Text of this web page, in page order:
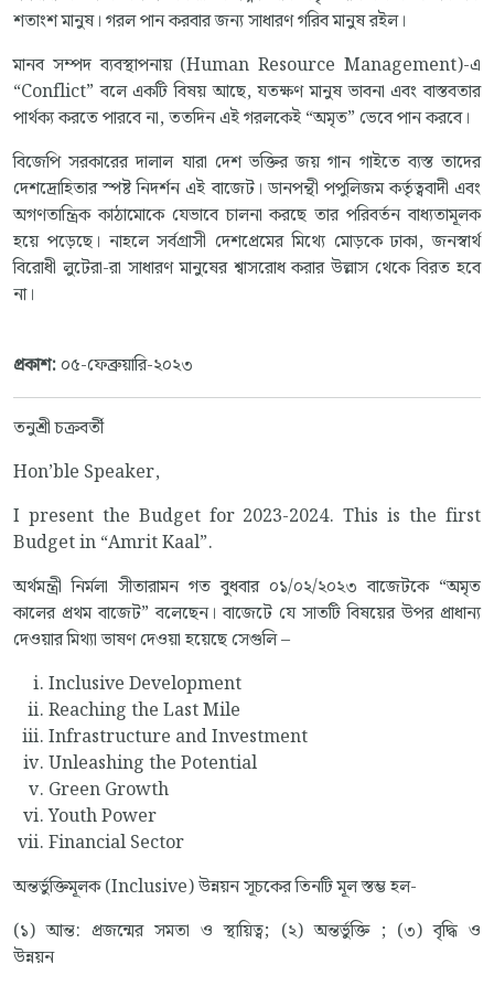
শতাংশ মানুষ। গরল পান করবার জন্য সাধারণ গরিব মানুষ রইল।
মানব সম্পদ ব্যবস্থাপনায় (Human Resource Management)-এ
“Conflict” বলে একটি বিষয় আছে, যতক্ষণ মানুষ ভাবনা এবং বাস্তবতার
পার্থক্য করতে পারবে না, ততদিন এই গরলকেই “অমৃত” ভেবে পান করবে।
বিজেপি সরকারের দালাল যারা দেশ ভক্তির জয় গান গাইতে ব্যস্ত তাদের
দেশদ্রোহিতার স্পষ্ট নিদর্শন এই বাজেট। ডানপন্থী পপুলিজম কর্তৃত্ববাদী এবং
অগণতান্ত্রিক কাঠামোকে যেভাবে চালনা করছে তার পরিবর্তন বাধ্যতামূলক
হয়ে পড়েছে। নাহলে সর্বগ্রাসী দেশপ্রেমের মিথ্যে মোড়কে ঢাকা, জনস্বার্থ
বিরোধী লুটেরা-রা সাধারণ মানুষের শ্বাসরোধ করার উল্লাস থেকে বিরত হবে
না।
প্রকাশ: ০৫-ফেব্রুয়ারি-২০২৩
তনুশ্রী চক্রবর্তী
Hon’ble Speaker,
I present the Budget for 2023-2024. This is the first
Budget in “Amrit Kaal”.
অর্থমন্ত্রী নির্মলা সীতারামন গত বুধবার ০১/০২/২০২৩ বাজেটকে “অমৃত
কালের প্রথম বাজেট” বলেছেন। বাজেটে যে সাতটি বিষয়ের উপর প্রাধান্য
দেওয়ার মিথ্যা ভাষণ দেওয়া হয়েছে সেগুলি –
Inclusive Development
Reaching the Last Mile
Infrastructure and Investment
Unleashing the Potential
Green Growth
Youth Power
Financial Sector
অন্তর্ভুক্তিমূলক (Inclusive) উন্নয়ন সূচকের তিনটি মূল স্তম্ভ হল-
(১) আন্ত: প্রজন্মের সমতা ও স্থায়িত্ব; (২) অন্তর্ভুক্তি ; (৩) বৃদ্ধি ও
উন্নয়ন